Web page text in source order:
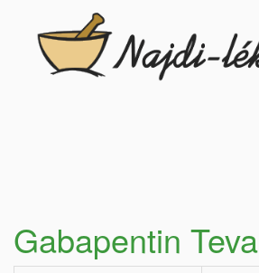
Gabapentin Teva